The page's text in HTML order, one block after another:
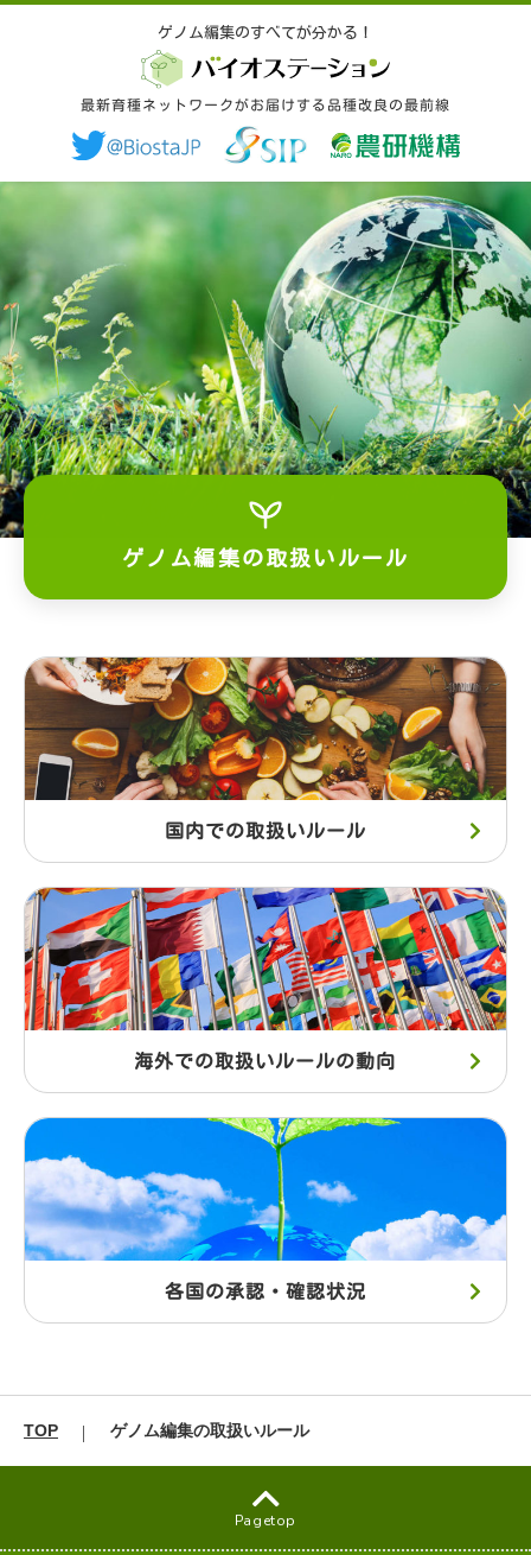
ゲノム編集のすべてが分かる！
最新育種ネットワークがお届けする品種改良の最前線
ゲノム編集のすべてが分かる！
最新育種ネットワークがお届けする品種改良の最前線
ゲノム編集とは
品種改良とバイオ入門
ゲノム編集の取扱いルール
研究開発の動向
最新育種ネットワークとは
イベント
動画コーナー
ご意見・お問合せ
公式ツイッター
JA EN
シェアする
ゲノム編集の取扱いルール
国内での取扱いルール
海外での取扱いルールの動向
各国の承認・確認状況
TOP ゲノム編集の取扱いルール
Pagetop